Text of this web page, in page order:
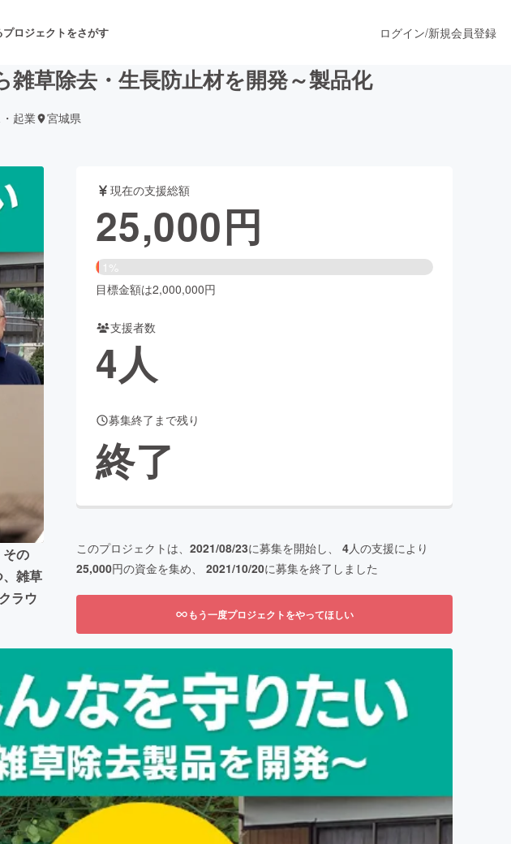
プロジェクトをさがす
舞台・パフォーマンス
フード・飲食店 ファッション
アニメ・漫画
ビューティー・ヘルスケア
ログイン/新規会員登録
草除去・生長防止材を開発～製品化
起業 宮城県
の
雑草
ラウ
現在の支援総額
25,000円
1%
目標金額は2,000,000円
支援者数
4人
募集終了まで残り
終了
このプロジェクトは、 2021/08/23に募集を開始し、 4人の支援により
25,000円の資金を集め、 2021/10/20に募集を終了しました
もう一度プロジェクトをやってほしい